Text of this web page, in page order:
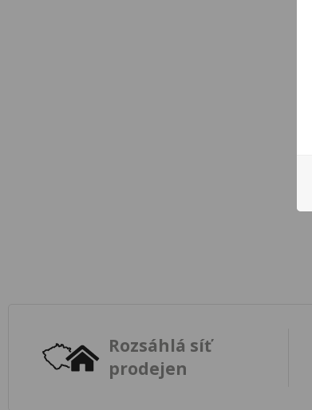
Rozsáhlá síť
prodejen